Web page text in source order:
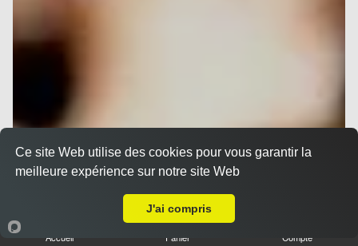
Accueil Panier Compte
Ce site Web utilise des cookies pour vous garantir la
meilleure expérience sur notre site Web
J'ai compris